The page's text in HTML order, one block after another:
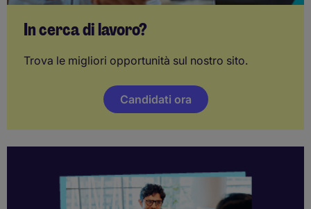
In cerca di lavoro?
Trova le migliori opportunità sul nostro sito.
Candidati ora